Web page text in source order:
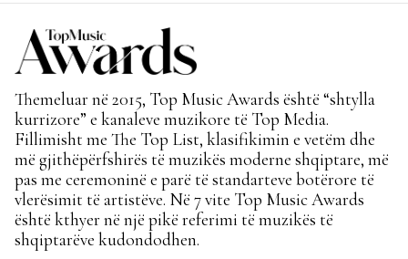
Themeluar në 2015, Top Music Awards është “shtylla
kurrizore” e kanaleve muzikore të Top Media.
Fillimisht me The Top List, klasifikimin e vetëm dhe
më gjithëpërfshirës të muzikës moderne shqiptare, më
pas me ceremoninë e parë të standarteve botërore të
vlerësimit të artistëve. Në 7 vite Top Music Awards
është kthyer në një pikë referimi të muzikës të
shqiptarëve kudondodhen.